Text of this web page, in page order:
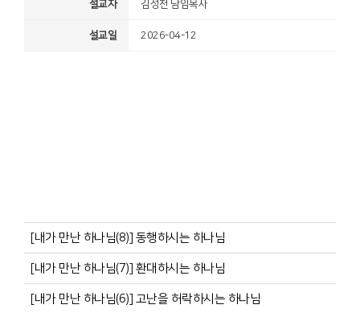
설교자 김성천 담임목사
설교일 2026-04-12
[내가 만난 하나님(8)] 동행하시는 하나님
[내가 만난 하나님(7)] 환대하시는 하나님
[내가 만난 하나님(6)] 고난을 허락하시는 하나님